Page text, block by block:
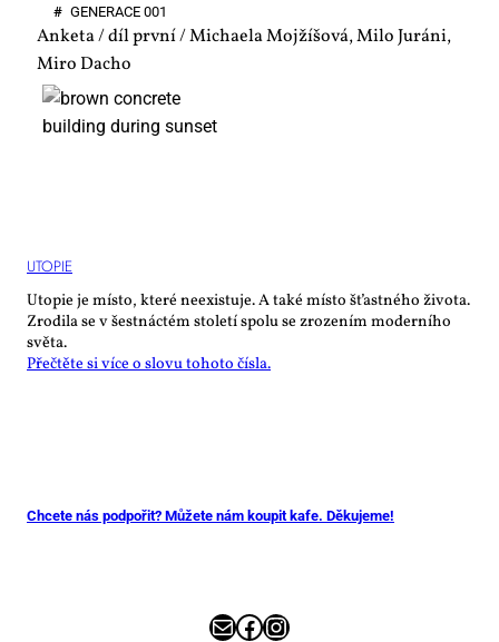
# GE­NE­RA­CE 001
Anketa / díl první / Michaela Mojžíšová, Milo Juráni,
Miro Dacho
UTO­PIE
Utopie je místo, které neexistuje. A také místo šťastného života.
Zrodila se v šestnáctém století spolu se zrozením moderního
světa.
Přečtěte si více o slovu tohoto čísla.
Chcete nás podpořit? Můžete nám koupit kafe. Děkujeme!
E-mailFacebook
Instagram